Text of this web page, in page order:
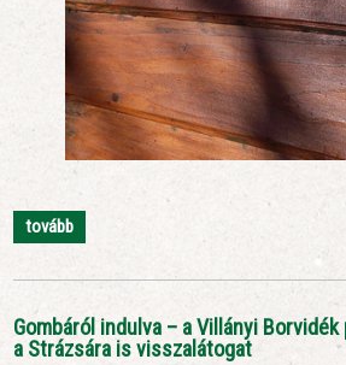
tovább
Gombáról indulva – a Villányi
a Strázsára is visszalátogat